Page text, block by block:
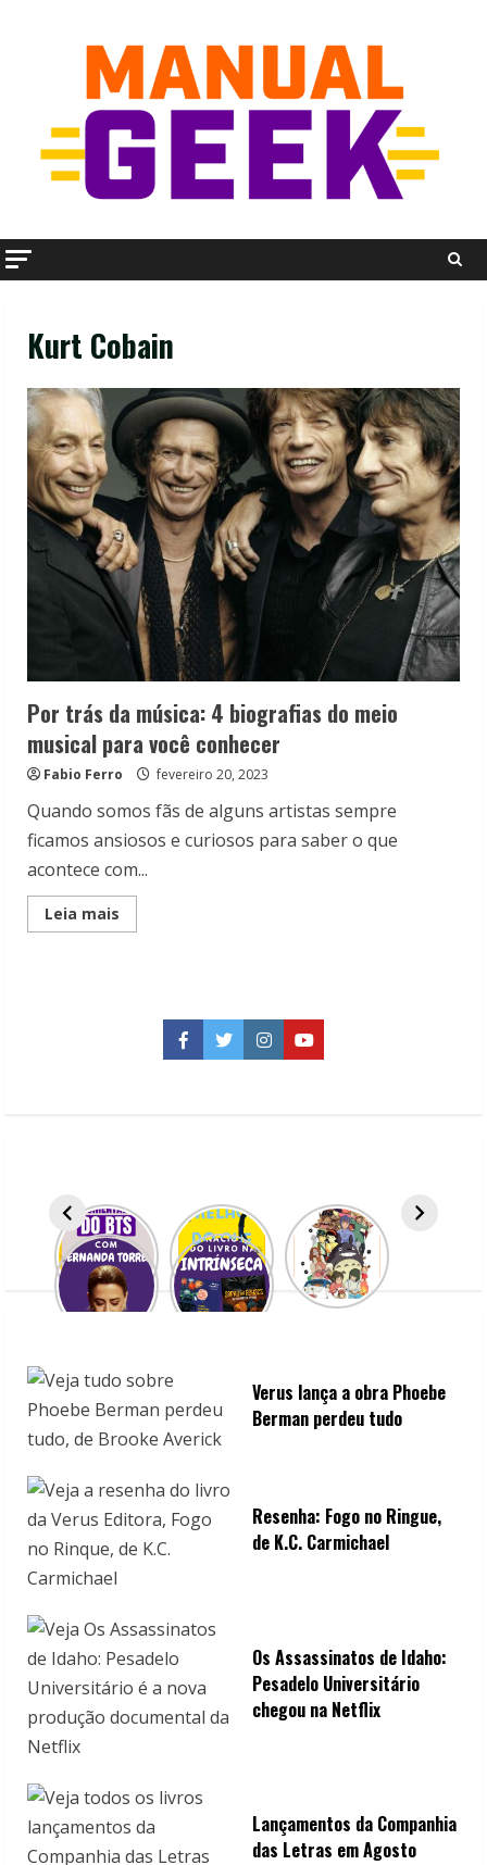
Kurt Cobain
Por trás da música: 4 biografias do meio
musical para você conhecer
Fabio Ferro fevereiro 20, 2023
Quando somos fãs de alguns artistas sempre
ficamos ansiosos e curiosos para saber o que
acontece com...
Leia mais
more
biografias
Facebook
TwitterInstagramYouTube
Verus lança a obra Phoebe
Berman perdeu tudo
Resenha: Fogo no Ringue,
de K.C. Carmichael
Os Assassinatos de Idaho:
Pesadelo Universitário
chegou na Netflix
Lançamentos da Companhia
das Letras em Agosto